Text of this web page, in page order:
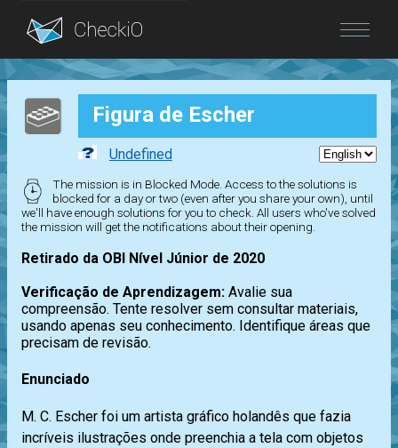
Blog
Login Figura de Escher
Undefined
The mission is in Blocked Mode. Access to the solutions is
blocked for a day or two (even after you share your own), until
we'll have enough solutions for you to check. All users who've solved
the mission will get the notifications about their opening.
Retirado da OBI Nível Júnior de 2020
Verificação de Aprendizagem: Avalie sua
compreensão. Tente resolver sem consultar materiais,
usando apenas seu conhecimento. Identifique áreas que
precisam de revisão.
Enunciado
M. C. Escher foi um artista gráfico holandês que fazia
incríveis ilustrações onde preenchia a tela com objetos